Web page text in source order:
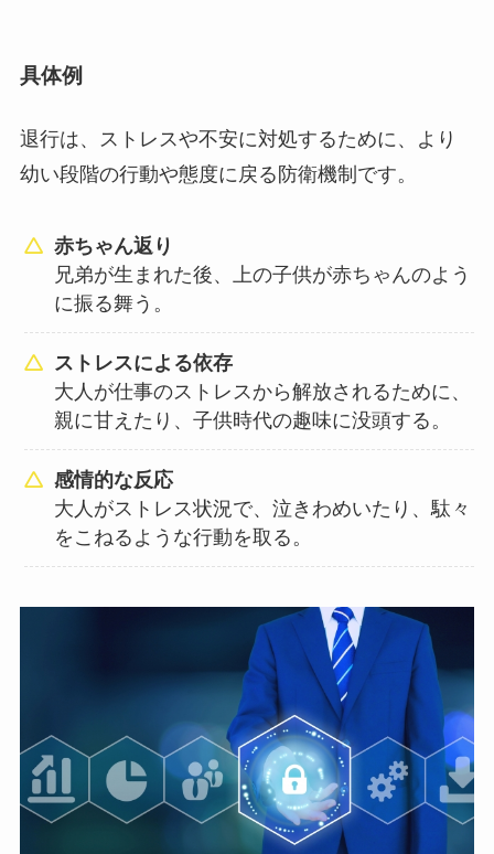
具体例
退行は、ストレスや不安に対処するために、より
幼い段階の行動や態度に戻る防衛機制です。
赤ちゃん返り
兄弟が生まれた後、上の子供が赤ちゃんのよう
に振る舞う。
ストレスによる依存
大人が仕事のストレスから解放されるために、
親に甘えたり、子供時代の趣味に没頭する。
感情的な反応
大人がストレス状況で、泣きわめいたり、駄々
をこねるような行動を取る。